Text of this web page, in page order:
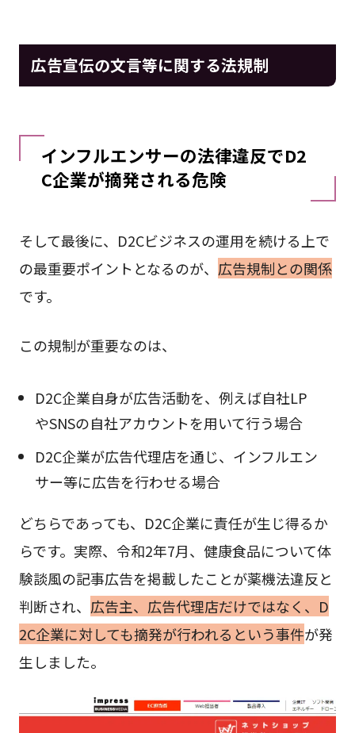
広告宣伝の文言等に関する法規制
インフルエンサーの法律違反でD2
C企業が摘発される危険
そして最後に、D2Cビジネスの運用を続ける上で
の最重要ポイントとなるのが、 広告規制との関係
です。
この規制が重要なのは、
D2C企業自身が広告活動を、例えば自社LP
やSNSの自社アカウントを用いて行う場合
D2C企業が広告代理店を通じ、インフルエン
サー等に広告を行わせる場合
どちらであっても、D2C企業に責任が生じ得るか
らです。実際、令和2年7月、健康食品について体
験談風の記事広告を掲載したことが薬機法違反と
判断され、 広告主、広告代理店だけではなく、D
2C企業に対しても摘発が行われるという事件が発
生しました。